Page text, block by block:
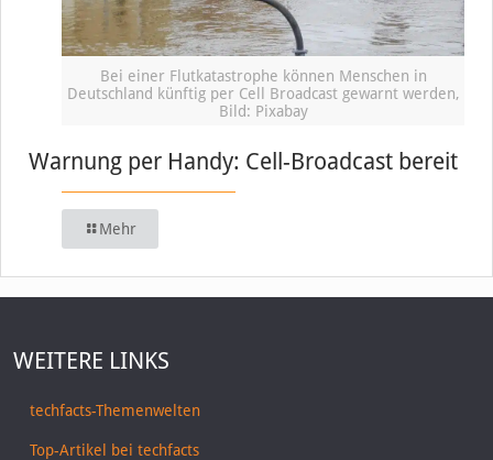
Bei einer Flutkatastrophe können Menschen in
Deutschland künftig per Cell Broadcast gewarnt werden,
Bild: Pixabay
Warnung per Handy: Cell-Broadcast bereit
Mehr
WEITERE LINKS
techfacts-Themenwelten
Top-Artikel bei techfacts